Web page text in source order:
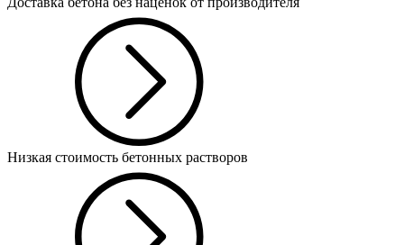
Низкая стоимость бетонных растворов